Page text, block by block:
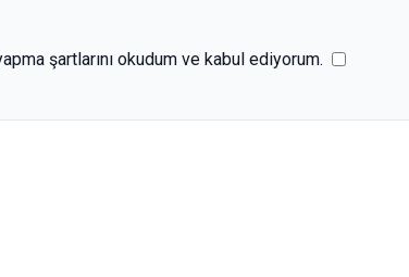
şartlarını okudum ve kabul ediyorum.